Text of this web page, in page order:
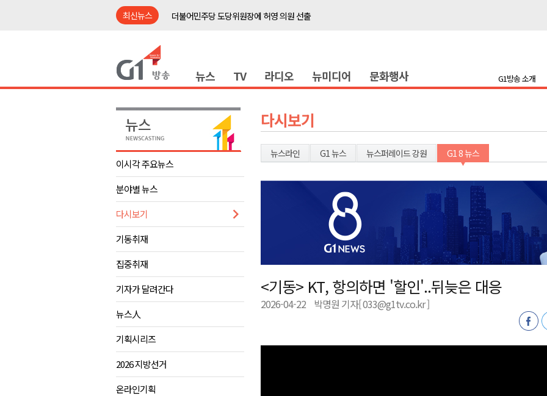
최신뉴스
더불어민주당 도당위원장에 허영 의원 선출
동해안 이안류..지자체 대응 강화
강원도 반려동물지원센터, 참여형 프로그램 신설
평창 전지훈련 성지..선수들 구슬땀
동해시, 어르신병원동행서비스 확대 운영
더불어민주당 도당위원장에 허영 의원 선출
수족구병 원인 바이러스 급증..위생 주의 당부
춘천 돈사 화재..평창 교통사고 4명 경상
원주시, 지역첨단의료복합단지 지정 준비 본격화
강원도 반려동물지원센터, 참여형 프로그램 신설
평창 전지훈련 성지..선수들 구슬땀
동해시, 어르신병원동행서비스 확대 운영
뉴스 TV 라디오 뉴미디어 문화행사 G1방송 소개
이시각 주요뉴스
분야별 뉴스
다시보기
기동취재
집중취재
기자가 달려간다
뉴스人
기획시리즈
2026 지방선거
온라인기획
다시보기
뉴스라인 G1 뉴스 뉴스퍼레이드 강원 G1 8 뉴스
<기동> KT, 항의하면 '할인'..뒤늦은 대응
2026-04-22 박명원 기자[ 033@g1tv.co.kr ]